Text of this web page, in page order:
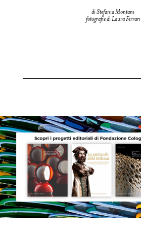
di Stefania Montani
fotografie di Laura Ferrari